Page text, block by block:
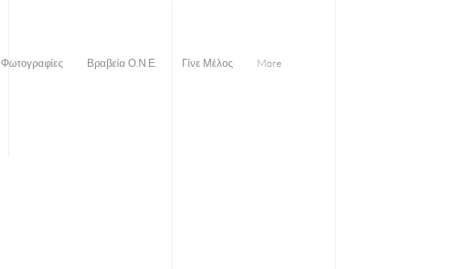
Φωτογραφίες Βραβεία Ο.Ν.Ε. Γίνε Μέλος More